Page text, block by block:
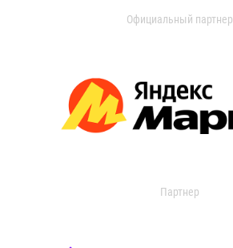
Официальный партнер
Партнер